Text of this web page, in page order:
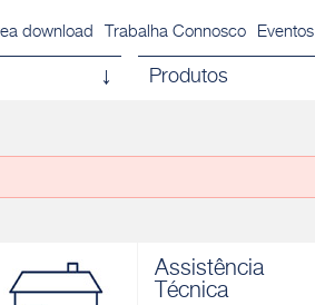
download Trabalha Connosco Eventos
Produtos
Assistência
Técnica